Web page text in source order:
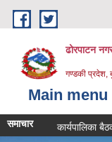
Skip to main content
ढोरपाटन
गण्डकी प्रदेश,
Main menu
समाचार कार्यपालिका बैठक